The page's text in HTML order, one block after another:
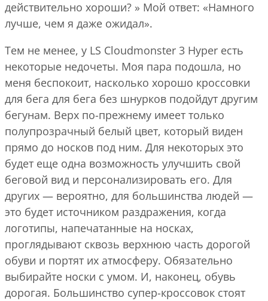
действительно хороши? » Мой ответ: «Намного
лучше, чем я даже ожидал».
Тем не менее, у LS Cloudmonster 3 Hyper есть
некоторые недочеты. Моя пара подошла, но
меня беспокоит, насколько хорошо кроссовки
для бега для бега без шнурков подойдут другим
бегунам. Верх по-прежнему имеет только
полупрозрачный белый цвет, который виден
прямо до носков под ним. Для некоторых это
будет еще одна возможность улучшить свой
беговой вид и персонализировать его. Для
других — вероятно, для большинства людей —
это будет источником раздражения, когда
логотипы, напечатанные на носках,
проглядывают сквозь верхнюю часть дорогой
обуви и портят их атмосферу. Обязательно
выбирайте носки с умом. И, наконец, обувь
дорогая. Большинство супер-кроссовок стоят